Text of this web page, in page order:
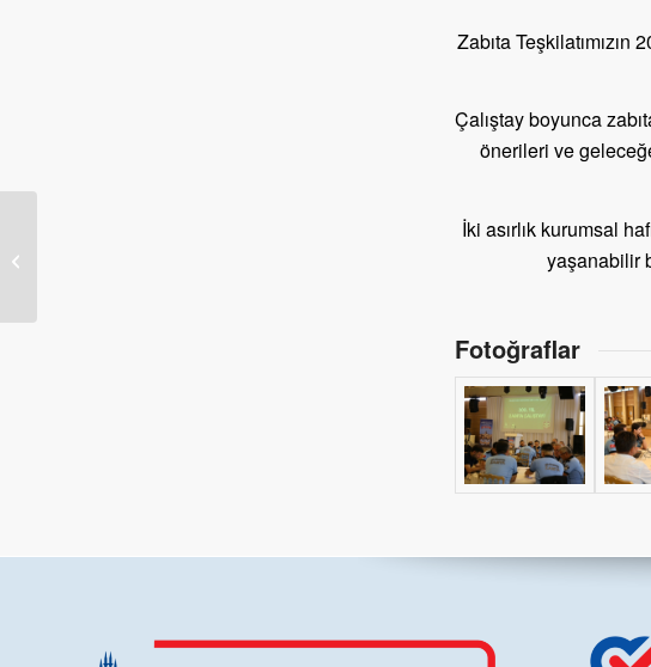
Zabıta Teşkilatımızın
Çalıştay boyunca
önerileri ve
İki asırlık kurumsal
yaşanabilir
Fotoğraflar